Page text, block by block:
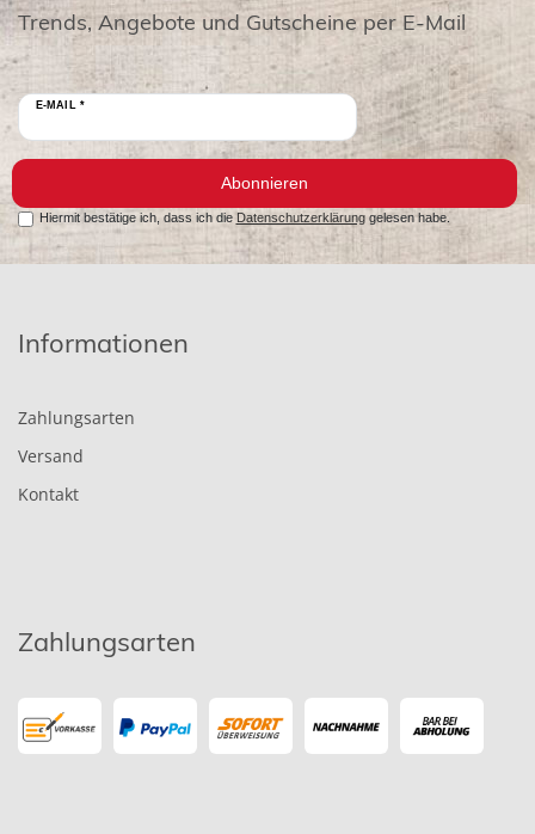
Trends, Angebote und Gutscheine per E-Mail
E-MAIL *
Abonnieren
Hiermit bestätige ich, dass ich die Datenschutzerklärunggelesen habe.
Informationen
Zahlungsarten
Versand
Kontakt
Zahlungsarten